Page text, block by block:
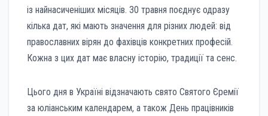
із найнасиченіших місяців. 30 травня поєднує одразу
кілька дат, які мають значення для різних людей: від
православних вірян до фахівців конкретних професій.
Кожна з цих дат має власну історію, традиції та сенс.
Цього дня в Україні відзначають свято Святого Єремії
за юліанським календарем, а також День працівників